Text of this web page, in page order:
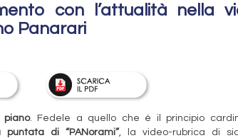
con l’attualità nella
Panarari
. Fedele a quello che è il principio
puntata di “PANorami”, la video-rubrica di